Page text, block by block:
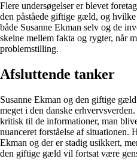
Flere undersøgelser er blevet
den påståede giftige gæld, og
både Susanne Ekman selv og de
skelne mellem fakta og rygter, når
problemstilling.
Afsluttende tanker
Susanne Ekman og den giftige
meget i den danske
kritisk til de informationer, man
nuanceret forståelse af situationen.
Ekman og der er stadig usikkert,
den giftige gæld vil fortsat være